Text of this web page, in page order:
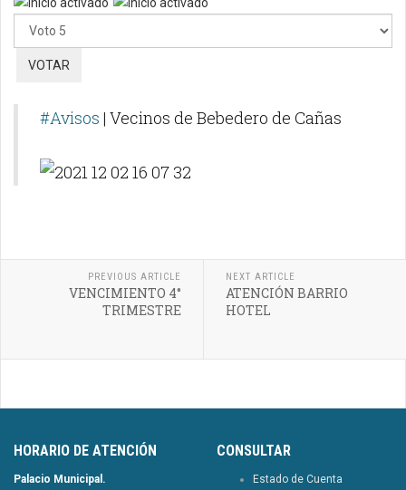
vote
#Avisos | Vecinos de Bebedero de Cañas
PREVIOUS ARTICLE
VENCIMIENTO 4°
TRIMESTRE
NEXT ARTICLE
ATENCIÓN BARRIO
HOTEL
HORARIO DE ATENCIÓN
Palacio Municipal.
CONSULTAR
Estado de Cuenta